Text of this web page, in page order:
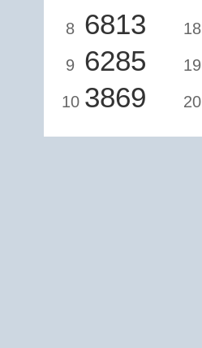
8 6813
9 6285
10 3869
18
19
20